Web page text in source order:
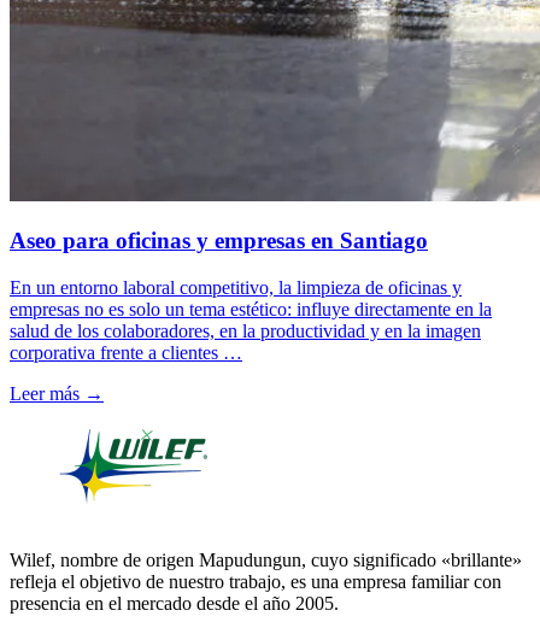
Aseo para oficinas y empresas en Santiago
En un entorno laboral competitivo, la limpieza de oficinas y
empresas no es solo un tema estético: influye directamente en la
salud de los colaboradores, en la productividad y en la imagen
corporativa frente a clientes …
Leer más →
Wilef, nombre de origen Mapudungun, cuyo significado «brillante»
refleja el objetivo de nuestro trabajo, es una empresa familiar con
presencia en el mercado desde el año 2005.